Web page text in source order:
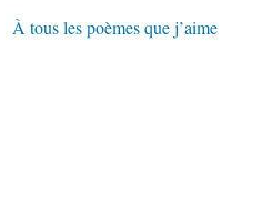
À tous les poèmes que j’aime